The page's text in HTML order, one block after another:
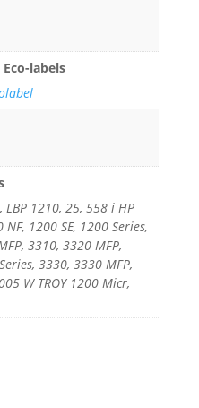
labels
LBP 1210, 25, 558 i HP
1200 SE, 1200 Series,
3310, 3320 MFP,
3330, 3330 MFP,
W TROY 1200 Micr,